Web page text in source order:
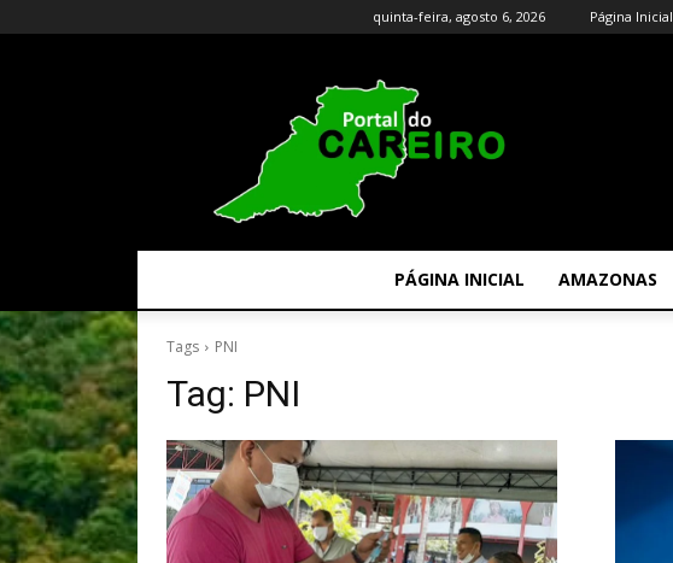
quinta-feira, agosto 6, 2026 Página Inicial
PÁGINA INICIAL AMAZONAS
Tags PNI
Tag: PNI